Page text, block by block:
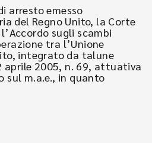
arresto emesso
del Regno Unito, la Corte
sugli scambi
tra l’Unione
integrato da talune
aprile 2005, n. 69, attuativa
sul m.a.e., in quanto